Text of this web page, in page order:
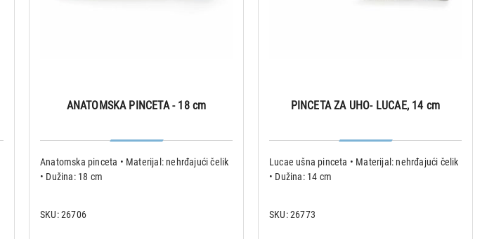
ANATOMSKA PINCETA - 18 cm
Anatomska pinceta • Materijal: nehrđajući čelik
• Dužina: 18 cm
SKU: 26706
PINCETA ZA UHO- LUCAE, 14 cm
Lucae ušna pinceta • Materijal: nehrđajući čelik
• Dužina: 14 cm
SKU: 26773